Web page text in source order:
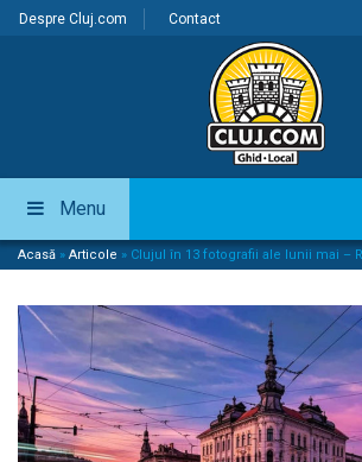
Despre Cluj.com Contact
Menu
Acasă » Articole » Clujul în 13 fotografii ale lunii mai –